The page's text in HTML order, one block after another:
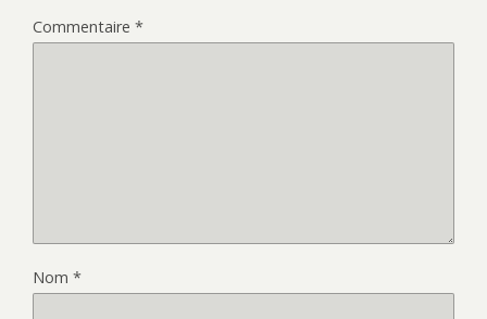
Commentaire *
Nom *